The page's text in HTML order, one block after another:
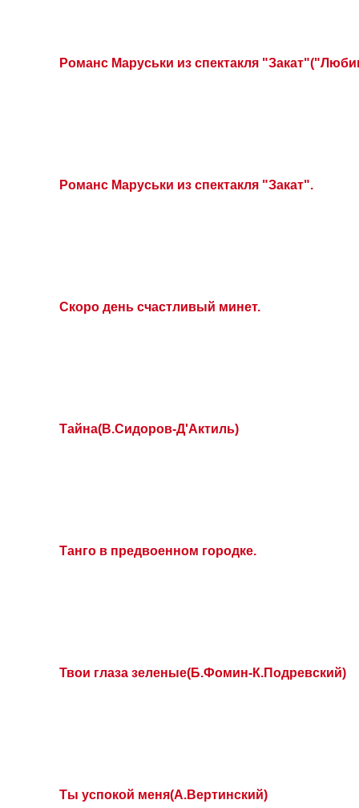
Романс Маруськи из спектакля
Романс Маруськи из спектакля "Закат".
Скоро день счастливый минет.
Тайна(В.Сидоров-Д'Актиль)
Танго в предвоенном городке.
Твои глаза зеленые(Б.Фомин-К.Подревский)
Ты успокой меня(А.Вертинский)